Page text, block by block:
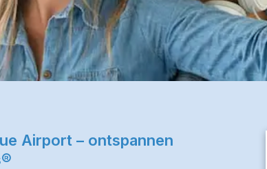
Airport – ontspannen